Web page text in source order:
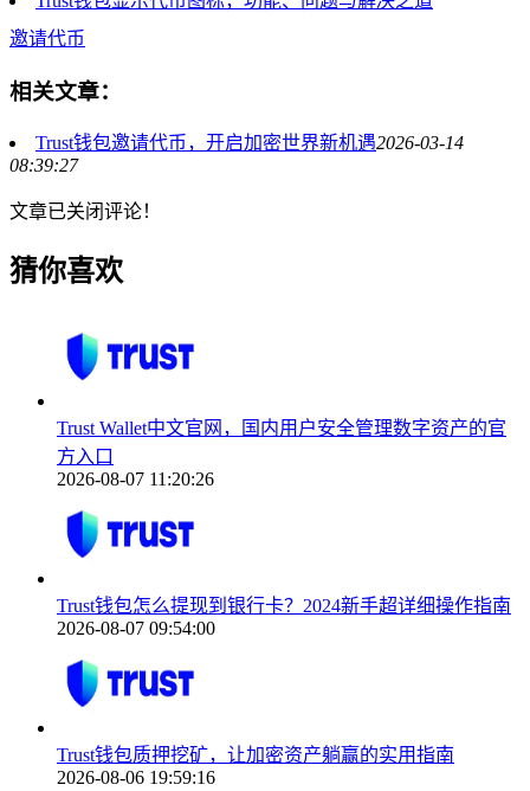
邀请代币
相关文章：
Trust钱包邀请代币，开启加密世界新机遇2026-03-14
08:39:27
文章已关闭评论！
猜你喜欢
Trust Wallet中文官网，国内用户安全管理数字资产的官
方入口
2026-08-07 11:20:26
Trust钱包怎么提现到银行卡？2024新手超详细操作指南
2026-08-07 09:54:00
Trust钱包质押挖矿，让加密资产躺赢的实用指南
2026-08-06 19:59:16